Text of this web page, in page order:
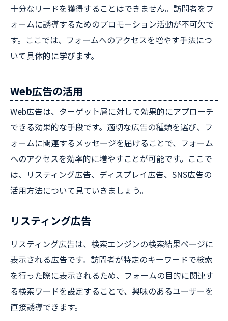
十分なリードを獲得することはできません。訪問者をフ
ォームに誘導するためのプロモーション活動が不可欠で
す。ここでは、フォームへのアクセスを増やす手法につ
いて具体的に学びます。
Web広告の活用
Web広告は、ターゲット層に対して効果的にアプローチ
できる効果的な手段です。適切な広告の種類を選び、フ
ォームに関連するメッセージを届けることで、フォーム
へのアクセスを効率的に増やすことが可能です。ここで
は、リスティング広告、ディスプレイ広告、SNS広告の
活用方法について見ていきましょう。
リスティング広告
リスティング広告は、検索エンジンの検索結果ページに
表示される広告です。訪問者が特定のキーワードで検索
を行った際に表示されるため、フォームの目的に関連す
る検索ワードを設定することで、興味のあるユーザーを
直接誘導できます。